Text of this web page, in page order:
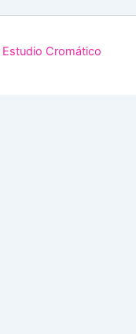
Estudio Cromático